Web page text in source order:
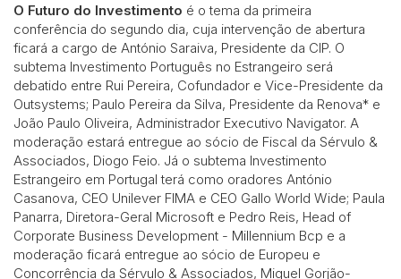
O Futuro do Investimento é o tema da primeira
conferência do segundo dia, cuja intervenção de abertura
ficará a cargo de António Saraiva, Presidente da CIP. O
subtema Investimento Português no Estrangeiro será
debatido entre Rui Pereira, Cofundador e Vice-Presidente da
Outsystems; Paulo Pereira da Silva, Presidente da Renova* e
João Paulo Oliveira, Administrador Executivo Navigator. A
moderação estará entregue ao sócio de Fiscal da Sérvulo &
Associados, Diogo Feio. Já o subtema Investimento
Estrangeiro em Portugal terá como oradores António
Casanova, CEO Unilever FIMA e CEO Gallo World Wide; Paula
Panarra, Diretora-Geral Microsoft e Pedro Reis, Head of
Corporate Business Development - Millennium Bcp e a
moderação ficará entregue ao sócio de Europeu e
Concorrência da Sérvulo & Associados, Miguel Gorjão-